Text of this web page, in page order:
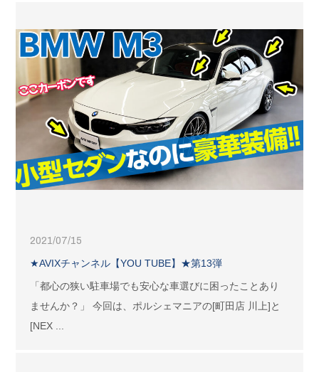
2021/07/15
★AVIXチャンネル【YOU TUBE】★第13弾
「都心の狭い駐車場でも安心な車選びに困ったことあり
ませんか？」 今回は、ポルシェマニアの[町田店 川上]と
[NEX ...